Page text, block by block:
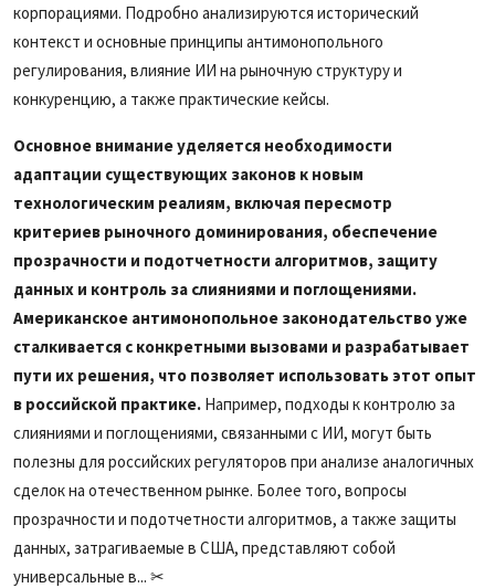
корпорациями. Подробно анализируются исторический
контекст и основные принципы антимонопольного
регулирования, влияние ИИ на рыночную структуру и
конкуренцию, а также практические кейсы.
Основное внимание уделяется необходимости
адаптации существующих законов к новым
технологическим реалиям, включая пересмотр
критериев рыночного доминирования, обеспечение
прозрачности и подотчетности алгоритмов, защиту
данных и контроль за слияниями и поглощениями.
Американское антимонопольное законодательство уже
сталкивается с конкретными вызовами и разрабатывает
пути их решения, что позволяет использовать этот опыт
в российской практике. Например, подходы к контролю за
слияниями и поглощениями, связанными с ИИ, могут быть
полезны для российских регуляторов при анализе аналогичных
сделок на отечественном рынке. Более того, вопросы
прозрачности и подотчетности алгоритмов, а также защиты
данных, затрагиваемые в США, представляют собой
универсальные в... ✂